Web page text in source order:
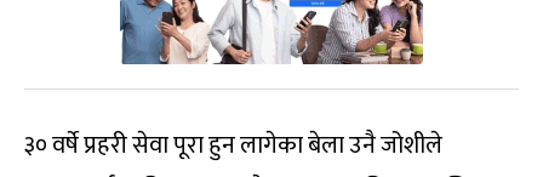
३० वर्षे प्रहरी सेवा पूरा हुन लागेका बेला उनै जोशीले